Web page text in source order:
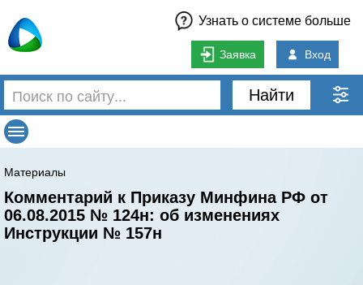
Узнать о системе больше
Заявка Вход
Найти
Материалы
Комментарий к Приказу Минфина РФ от
06.08.2015 № 124н: об изменениях
Инструкции № 157н